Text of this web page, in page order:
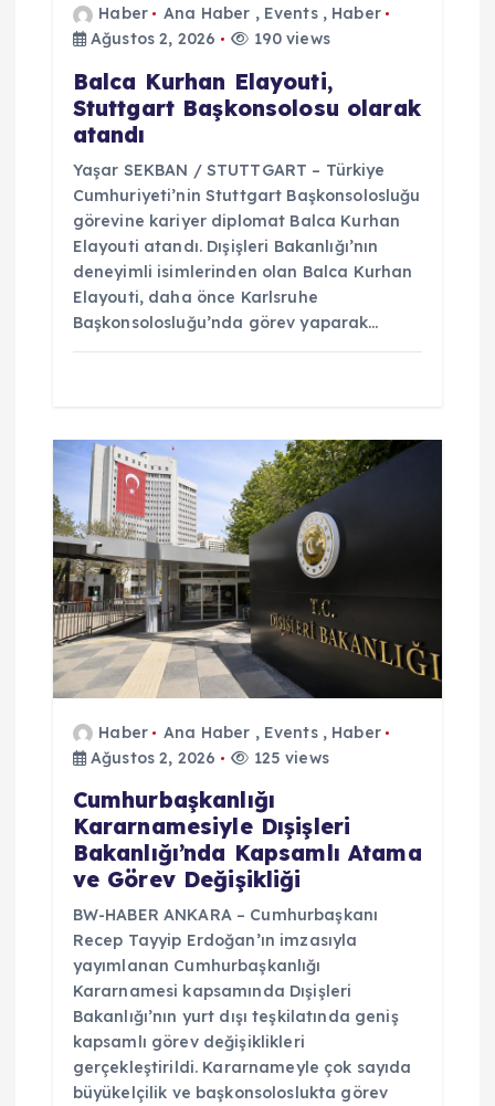
Haber Ana Haber , Events, Haber
Ağustos 2, 2026
190 views
Balca Kurhan Elayouti,
Stuttgart Başkonsolosu olarak
atandı
Yaşar SEKBAN / STUTTGART – Türkiye
Cumhuriyeti’nin Stuttgart Başkonsolosluğu
görevine kariyer diplomat Balca Kurhan
Elayouti atandı. Dışişleri Bakanlığı’nın
deneyimli isimlerinden olan Balca Kurhan
Elayouti, daha önce Karlsruhe
Başkonsolosluğu’nda görev yaparak…
Haber Ana Haber , Events, Haber
Ağustos 2, 2026
125 views
Cumhurbaşkanlığı
Kararnamesiyle Dışişleri
Bakanlığı’nda Kapsamlı Atama
ve Görev Değişikliği
BW-HABER ANKARA – Cumhurbaşkanı
Recep Tayyip Erdoğan’ın imzasıyla
yayımlanan Cumhurbaşkanlığı
Kararnamesi kapsamında Dışişleri
Bakanlığı’nın yurt dışı teşkilatında geniş
kapsamlı görev değişiklikleri
gerçekleştirildi. Kararnameyle çok sayıda
büyükelçilik ve başkonsoloslukta görev